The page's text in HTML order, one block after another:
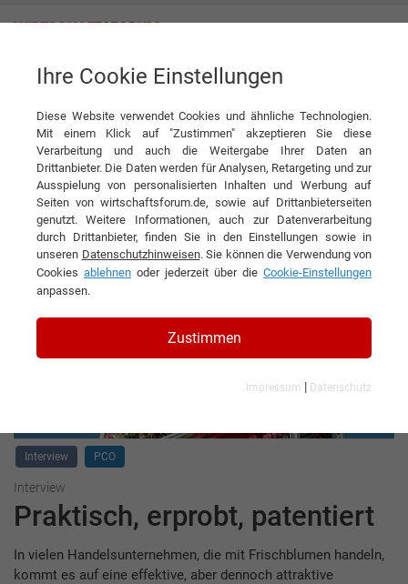
PCO Qualitätsmanagement GmbH
Interviews der PCO
Qualitätsmanagement GmbH
Interview PCO
Interview
Praktisch, erprobt, patentiert
In vielen Handelsunternehmen, die mit Frischblumen handeln,
kommt es auf eine effektive, aber dennoch attraktive
Ihre Cookie Einstellungen
Diese Website verwendet Cookies und ähnliche Technologien.
Mit einem Klick auf "Zustimmen" akzeptieren Sie diese
Verarbeitung und auch die Weitergabe Ihrer Daten an
Drittanbieter. Die Daten werden für Analysen, Retargeting und zur
Ausspielung von personalisierten Inhalten und Werbung auf
Seiten von wirtschaftsforum.de, sowie auf Drittanbieterseiten
genutzt. Weitere Informationen, auch zur Datenverarbeitung
durch Drittanbieter, finden Sie in den Einstellungen sowie in
unseren Datenschutzhinweisen. Sie können die Verwendung von
Cookies ablehnen oder jederzeit über die Cookie-Einstellungen
anpassen.
Zustimmen
Impressum | Datenschutz